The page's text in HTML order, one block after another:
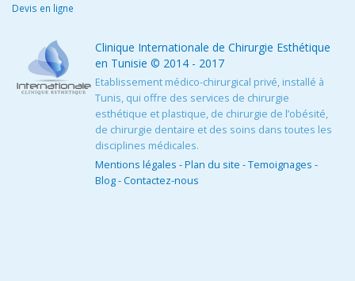
Devis en ligne
Clinique Internationale de Chirurgie Esthétique
en Tunisie © 2014 - 2017
Etablissement médico-chirurgical privé, installé à
Tunis, qui offre des services de chirurgie
esthétique et plastique, de chirurgie de l’obésité,
de chirurgie dentaire et des soins dans toutes les
disciplines médicales.
Mentions légales -Plan du site -Temoignages -
Blog-Contactez-nous